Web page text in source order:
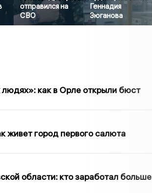
отправился на
СВО
Геннадия
Зюганова
как в Орле открыли бюст
живет город первого салюта
области: кто заработал больше